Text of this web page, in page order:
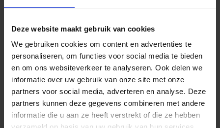
Deze website maakt gebruik van cookies
We gebruiken cookies om content en advertenties te
personaliseren, om functies voor social media te bieden
en om ons websiteverkeer te analyseren. Ook delen we
informatie over uw gebruik van onze site met onze
partners voor social media, adverteren en analyse. Deze
partners kunnen deze gegevens combineren met andere
informatie die u aan ze heeft verstrekt of die ze hebben